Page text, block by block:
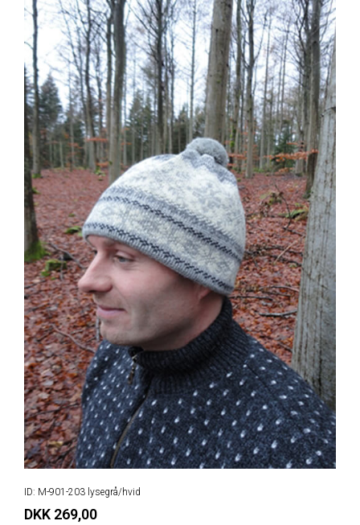
ID: M-901-203 lysegrå/hvid
DKK 269,00